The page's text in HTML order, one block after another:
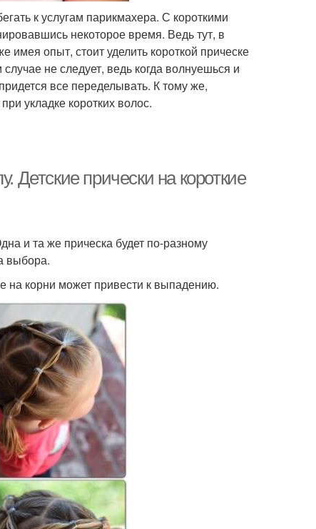
к услугам парикмахера. С короткими
некоторое время. Ведь тут, в
имея опыт, стоит уделить короткой прическе
не следует, ведь когда волнуешься и
все переделывать. К тому же,
укладке коротких волос.
Детские прически на короткие
и та же прическа будет по-разному
выбора.
на корни может привести к выпадению.